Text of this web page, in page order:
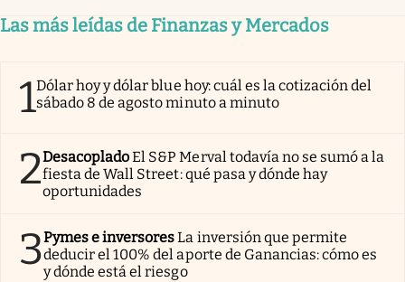
Las más leídas de Finanzas y Mercados
1Dólar hoy y dólar blue hoy: cuál es la cotización del
sábado 8 de agosto minuto a minuto
2DesacopladoEl S&P Merval todavía no se sumó a la
fiesta de Wall Street: qué pasa y dónde hay
oportunidades
3Pymes e inversoresLa inversión que permite
deducir el 100% del aporte de Ganancias: cómo es
y dónde está el riesgo